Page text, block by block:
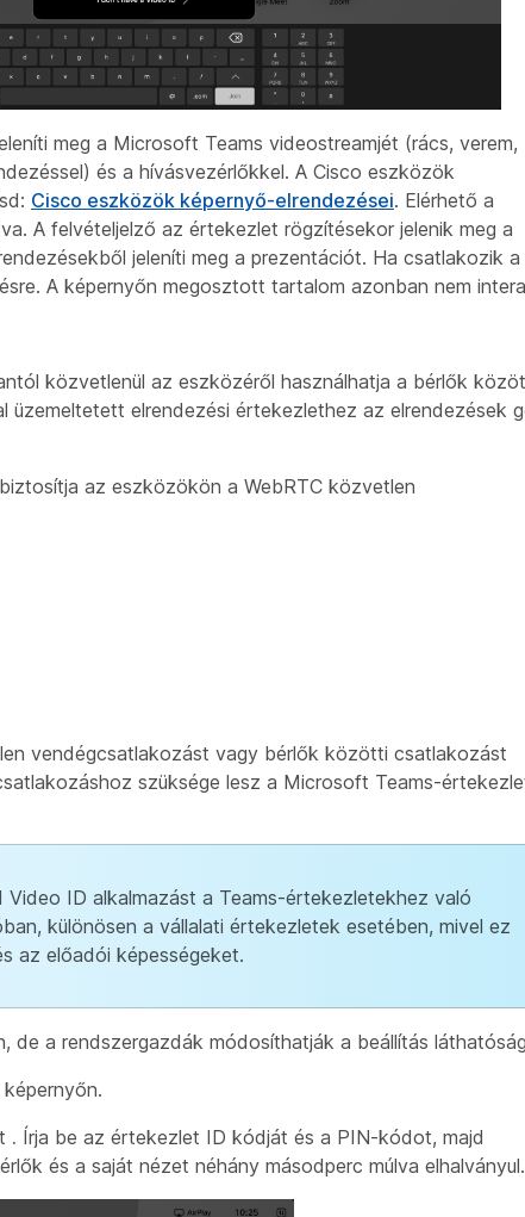
meg a Microsoft Teams videostreamjét (rács, verem,
és a hívásvezérlőkkel. A Cisco eszközök
Cisco eszközök képernyő-elrendezései. Elérhető a
A felvételjelző az értekezlet rögzítésekor jelenik meg a
jeleníti meg a prezentációt. Ha csatlakozik a
A képernyőn megosztott tartalom azonban nem
közvetlenül az eszközéről használhatja a bérlők
elrendezési értekezlethez az elrendezések
az eszközökön a WebRTC közvetlen
vendégcsatlakozást vagy bérlők közötti csatlakozást
szüksége lesz a Microsoft Teams-
ID alkalmazást a Teams-értekezletekhez való
különösen a vállalati értekezletek esetében, mivel ez
az előadói képességeket.
de a rendszergazdák módosíthatják a beállítás
. Írja be az értekezlet ID kódját és a PIN-kódot, majd
és a saját nézet néhány másodperc múlva elhalványul.